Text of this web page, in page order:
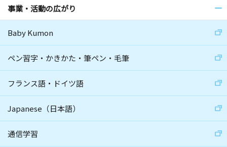
事業・活動の広がり
Baby Kumon
ペン習字・かきかた・筆ペン・毛筆
フランス語・ドイツ語
Japanese（日本語）
通信学習